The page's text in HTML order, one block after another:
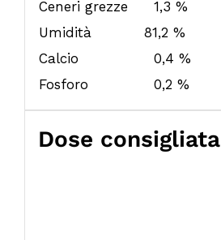
Ceneri grezze
1,3 %
Umidità
81,2 %
Calcio
0,4 %
Fosforo
0,2 %
Dose consigliata